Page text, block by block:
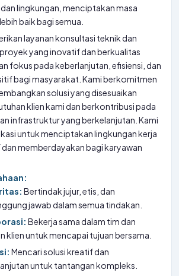
lingkungan, menciptakan masa
baik bagi semua.
layanan konsultasi teknik dan
yang inovatif dan berkualitas
fokus pada keberlanjutan, efisiensi, dan
bagi masyarakat. Kami berkomitmen
solusi yang disesuaikan
klien kami dan berkontribusi pada
infrastruktur yang berkelanjutan. Kami
untuk menciptakan lingkungan kerja
memberdayakan bagi karyawan
Bertindak jujur, etis, dan
jawab dalam semua tindakan.
Bekerja sama dalam tim dan
klien untuk mencapai tujuan bersama.
Mencari solusi kreatif dan
untuk tantangan kompleks.